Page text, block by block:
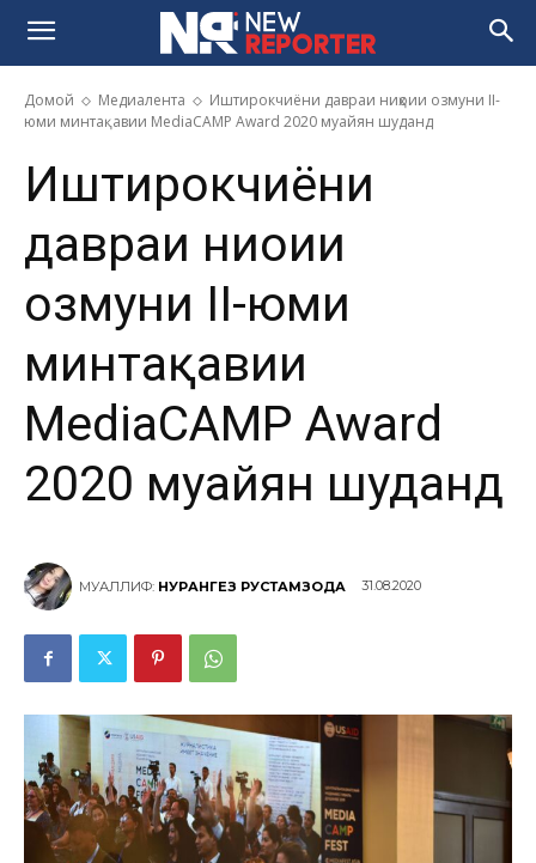
Домой Медиалента
Иштирокчиёни давраи ниҳоии озмуни II-
юми минтақавии MediaCAMP Award 2020 муайян шуданд
Иштирокчиёни
давраи ниҳоии
озмуни II-юми
минтақавии
MediaCAMP Award
2020 муайян шуданд
МУАЛЛИФ: НУРАНГЕЗ РУСТАМЗОДА 31.08.2020